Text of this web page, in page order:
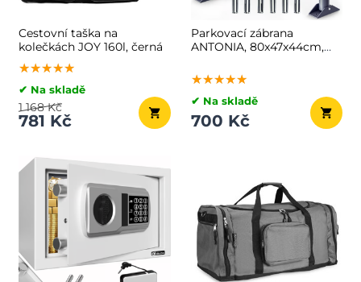
Cestovní taška na
kolečkách JOY 160l, černá
★★★★★
★★★★★
★★★★★
✔ Na skladě
781 Kč
1 168 Kč
Parkovací zábrana
ANTONIA, 80x47x44cm,
★★★★★
★★★★★
★★★★★
✔ Na skladě
700 Kč